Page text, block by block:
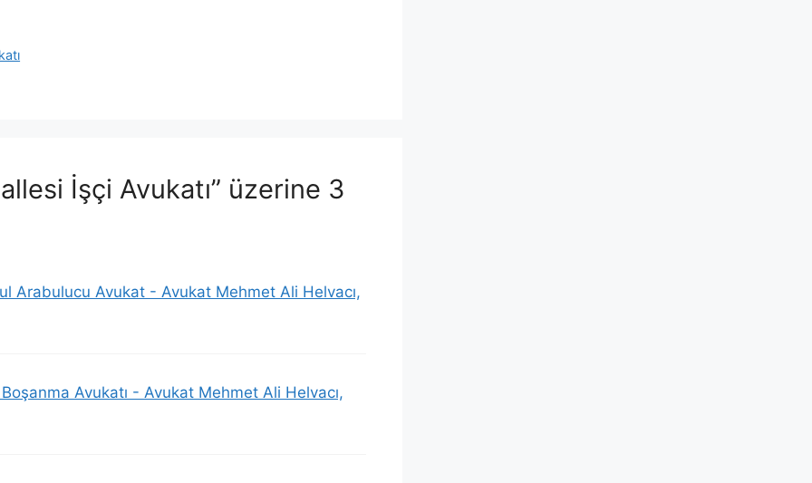
İşçi Avukatı” üzerine 3
Arabulucu Avukat - Avukat Mehmet Ali Helvacı,
Avukatı - Avukat Mehmet Ali Helvacı,